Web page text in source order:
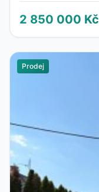
2 850 000 Kč
Prodej